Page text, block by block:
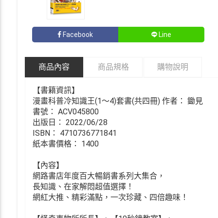
Facebook Line
商品內容 商品規格 購物說明
【書籍資訊】
漫畫科普冷知識王(1～4)套書(共四冊) 作者： 鋤見
書號： ACV045800
出版日： 2022/06/28
ISBN： 4710736771841
紙本書價格： 1400
【內容】
網路書店年度百大暢銷書系列大集合，
長知識、在家解悶超值選擇！
網紅大推、精彩滿點，一次珍藏、四倍趣味！